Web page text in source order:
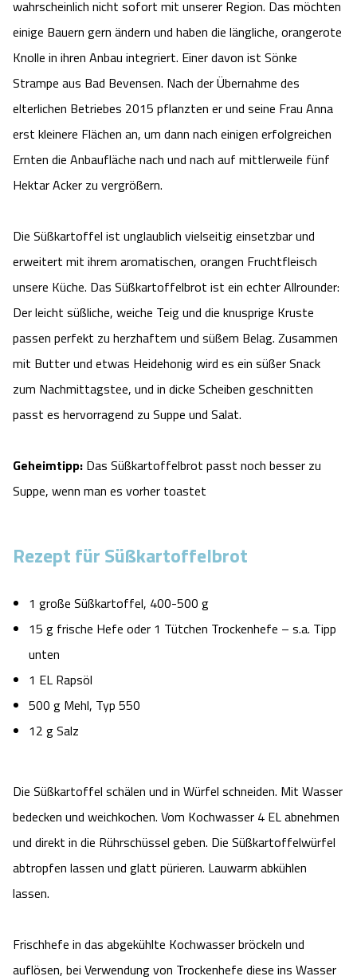
Camping
Urlaub auf dem Bauernhof
Urlaub mit Hund
Last Minute
Kataloge
Videos
Shop
Angebote
Kontakt
Kutschen
Regionale Küche
Tiere
Naturhotels
Urlaub mit Hund
Urlaub auf dem Bauernhof
Veranstaltungen
Wildpark Lüneburger Heide
Wildpark Schwarze Berge
Otter Zentrum
Wildpark Müden
Das verrückte Haus
Abenteuerland Trampolin-Park
Battle Kart Bispingen
Unterkünfte
Veranstaltungen
Shopping Celle
Kulinarisches Celle
Unterkünfte Celle
Veranstaltungen & Führungen Celle
wahrscheinlich nicht sofort mit unserer Region. Das möchten
einige Bauern gern ändern und haben die längliche, orangerote
Knolle in ihren Anbau integriert. Einer davon ist Sönke
Strampe aus Bad Bevensen. Nach der Übernahme des
elterlichen Betriebes 2015 pflanzten er und seine Frau Anna
erst kleinere Flächen an, um dann nach einigen erfolgreichen
Ernten die Anbaufläche nach und nach auf mittlerweile fünf
Hektar Acker zu vergrößern.
Die Süßkartoffel ist unglaublich vielseitig einsetzbar und
erweitert mit ihrem aromatischen, orangen Fruchtfleisch
unsere Küche. Das Süßkartoffelbrot ist ein echter Allrounder:
Der leicht süßliche, weiche Teig und die knusprige Kruste
passen perfekt zu herzhaftem und süßem Belag. Zusammen
mit Butter und etwas Heidehonig wird es ein süßer Snack
zum Nachmittagstee, und in dicke Scheiben geschnitten
passt es hervorragend zu Suppe und Salat.
Geheimtipp: Das Süßkartoffelbrot passt noch besser zu
Suppe, wenn man es vorher toastet
Rezept für Süßkartoffelbrot
1 große Süßkartoffel, 400-500 g
15 g frische Hefe oder 1 Tütchen Trockenhefe – s.a. Tipp
unten
1 EL Rapsöl
500 g Mehl, Typ 550
12 g Salz
Die Süßkartoffel schälen und in Würfel schneiden. Mit Wasser
bedecken und weichkochen. Vom Kochwasser 4 EL abnehmen
und direkt in die Rührschüssel geben. Die Süßkartoffelwürfel
abtropfen lassen und glatt pürieren. Lauwarm abkühlen
lassen.
Frischhefe in das abgekühlte Kochwasser bröckeln und
auflösen, bei Verwendung von Trockenhefe diese ins Wasser